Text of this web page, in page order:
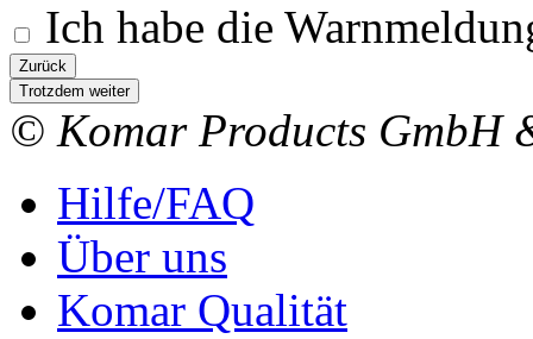
Ich habe die
Zurück
Trotzdem weiter
© Komar Products GmbH
Hilfe/FAQ
Über uns
Komar Qualität